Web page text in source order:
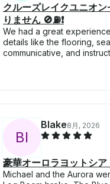
クルーズレイクユニオ
りません 🚫⛽️❗
We had a great
details like the flooring,
communicative, and
BI
Blake8月, 2026
豪華オーロラヨットシ
Michael and the Aurora